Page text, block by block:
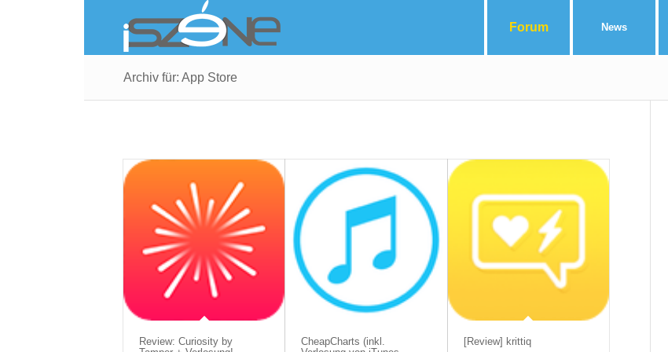
Forum News
Archiv für: App Store
Review: Curiosity by
CheapCharts (inkl.
[Review] krittiq